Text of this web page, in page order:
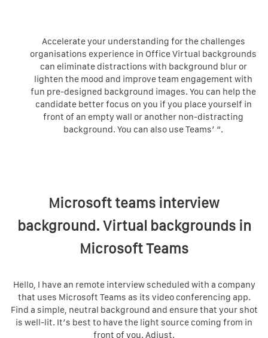
Accelerate your understanding for the challenges
organisations experience in Office Virtual backgrounds
can eliminate distractions with background blur or
lighten the mood and improve team engagement with
fun pre-designed background images. You can help the
candidate better focus on you if you place yourself in
front of an empty wall or another non-distracting
background. You can also use Teams’ “.
Microsoft teams interview
background. Virtual backgrounds in
Microsoft Teams
Hello, I have an remote interview scheduled with a company
that uses Microsoft Teams as its video conferencing app.
Find a simple, neutral background and ensure that your shot
is well-lit. It’s best to have the light source coming from in
front of you. Adjust.